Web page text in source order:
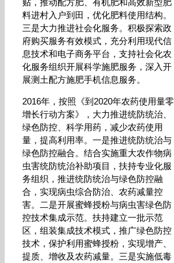
贴，推动配方肥、有机肥和高效新型肥
料进村入户到田，优化肥料使用结构。
三是大力推进社会化服务。积极探索政
府购买服务有效模式，充分利用现代信
息技术和电子商务平台，支持社会化农
化服务组织开展科学施肥服务，深入开
展测土配方施肥手机信息服务。
2016年，按照《到2020年农药使用量零
增长行动方案》，大力推进统防统治、
绿色防控、科学用药，减少农药使用
量，提高利用率。一是推进统防统治与
绿色防控融合。结合实施重大农作物病
虫害统防统治补助项目，扶持专业化服
务组织，推进统防统治与绿色防控融
合，实现病虫综合防治、农药减量控
害。二是开展蜜蜂授粉与病虫害绿色防
控技术集成示范。扶持建立一批示范
区，组装集成技术模式，推广绿色防控
技术，保护利用蜜蜂授粉，实现增产、
提质、增收及农药减量。三是实施低毒